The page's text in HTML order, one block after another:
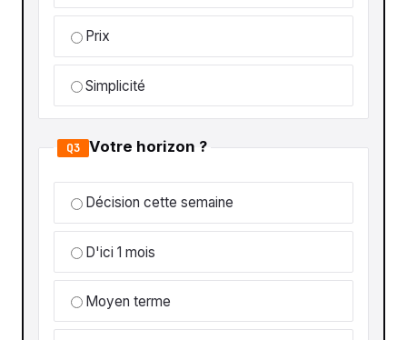
Prix
Simplicité
Q3 Votre horizon ?
Décision cette semaine
D'ici 1 mois
Moyen terme